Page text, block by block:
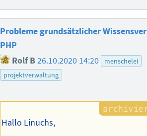
Probleme grundsätzlicher
PHP
Rolf B26.10.2020 14:20
menschelei
projektverwaltung
Hallo Linuchs,